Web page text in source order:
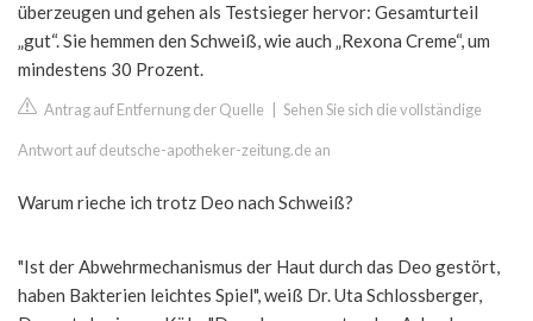
überzeugen und gehen als Testsieger hervor: Gesamturteil
„gut“. Sie hemmen den Schweiß, wie auch „Rexona Creme“, um
mindestens 30 Prozent.
Antrag auf Entfernung der Quelle Sehen Sie sich die vollständige
Antwort auf deutsche-apotheker-zeitung.de an
Warum rieche ich trotz Deo nach Schweiß?
"Ist der Abwehrmechanismus der Haut durch das Deo gestört,
haben Bakterien leichtes Spiel", weiß Dr. Uta Schlossberger,